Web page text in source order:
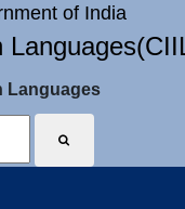
of India
Languages